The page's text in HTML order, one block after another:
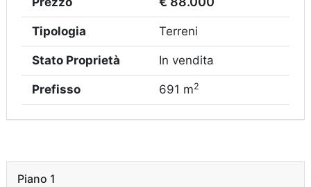
Tipologia Terreni
Stato Proprietà In vendita
Prefisso 691 m2
Piano 1